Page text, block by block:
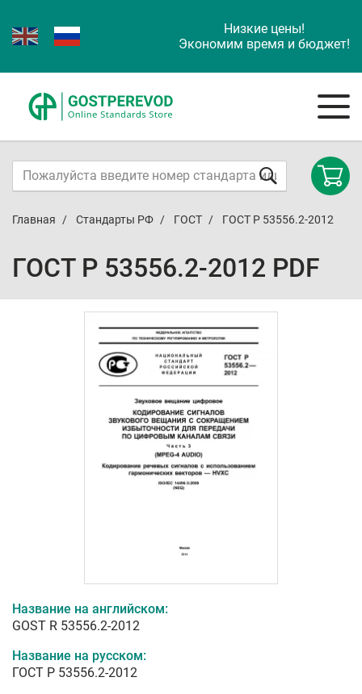
Низкие цены!
Экономим время и бюджет!
Главная Стандарты РФ ГОСТ ГОСТ Р 53556.2-2012
ГОСТ Р 53556.2-2012 PDF
Название на английском:
GOST R 53556.2-2012
Название на русском:
ГОСТ Р 53556.2-2012